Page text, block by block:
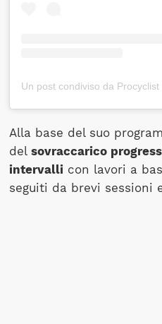
Un post condiviso da
Alla base del suo
del sovraccarico
intervallicon lavori a
seguiti da brevi sessioni